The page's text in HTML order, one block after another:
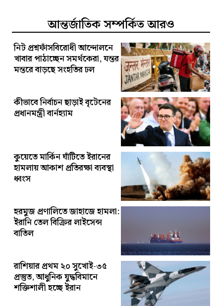
আন্তর্জাতিক সম্পর্কিত আরও
নিট প্রশ্নফাঁসবিরোধী আন্দোলনে
খাবার পাঠাচ্ছেন সমর্থকেরা, যন্তর
মন্তরে বাড়ছে সংহতির ঢল
কীভাবে নির্বাচন ছাড়াই বৃটেনের
প্রধানমন্ত্রী বার্নহ্যাম
কুয়েতে মার্কিন ঘাঁটিতে ইরানের
হামলায় আকাশ প্রতিরক্ষা ব্যবস্থা
ধ্বংস
হরমুজ প্রণালিতে জাহাজে হামলা:
ইরানি তেল বিক্রির লাইসেন্স
বাতিল
রাশিয়ার প্রথম ২০ সুখোই-৩৫
প্রস্তুত, আধুনিক যুদ্ধবিমানে
শক্তিশালী হচ্ছে ইরান